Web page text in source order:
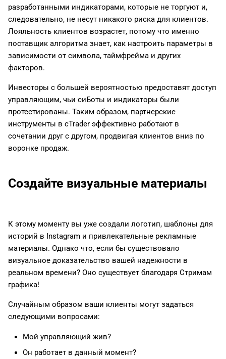
разработанными индикаторами, которые не торгуют и,
следовательно, не несут никакого риска для клиентов.
Лояльность клиентов возрастет, потому что именно
поставщик алгоритма знает, как настроить параметры в
зависимости от символа, таймфрейма и других
факторов.
Инвесторы с большей вероятностью предоставят доступ
управляющим, чьи сиБоты и индикаторы были
протестированы. Таким образом, партнерские
инструменты в cTrader эффективно работают в
сочетании друг с другом, продвигая клиентов вниз по
воронке продаж.
Создайте визуальные материалы
К этому моменту вы уже создали логотип, шаблоны для
историй в Instagram и привлекательные рекламные
материалы. Однако что, если бы существовало
визуальное доказательство вашей надежности в
реальном времени? Оно существует благодаря Стримам
графика!
Случайным образом ваши клиенты могут задаться
следующими вопросами:
Мой управляющий жив?
Он работает в данный момент?